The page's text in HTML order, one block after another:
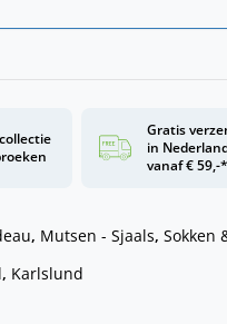
Gratis
in
vanaf € 59,-
, Mutsen - Sjaals, Sokken
, Karlslund